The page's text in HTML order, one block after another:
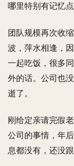
哪里特别有记忆点
团队规模再次收
波，萍水相逢，
一起吃饭，很多
外的话。公司也
逝了。
刚给定亲请完假
公司的事情，年
息都没有，还没